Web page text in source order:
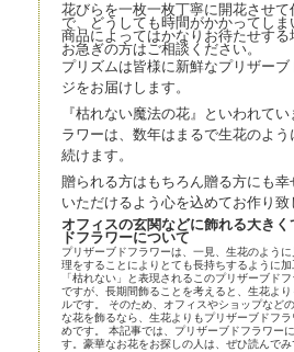
花びらを一枚一枚丁寧に開花させ
で、どうしても時間がかかってしま
商品によってはかなりお待たせする
お急ぎの方はご相談ください。
プリズムは皆様に新鮮なプリザー
ジをお届けします。
『枯れない魔法の花』といわれて
ラワーは、数年はまるで生花のよう
続けます。
贈られる方はもちろん贈る方にも
いただけるよう心を込めてお作り致
オフィスの玄関などに飾れる大き
ドフラワーについて
プリザーブドフラワーは、一見、生花のよう
理をすることによりとても長持ちするように
「枯れない」と表現されるこのプリザーブド
ですが、長期間飾ることを考えると、生花よ
ルです。 そのため、オフィスやショップなど
な花を飾るなら、生花よりもプリザーブドフ
めです。 本記事では、プリザーブドフラワー
す。豪華なお花をお探しの人は、ぜひ読んでみ